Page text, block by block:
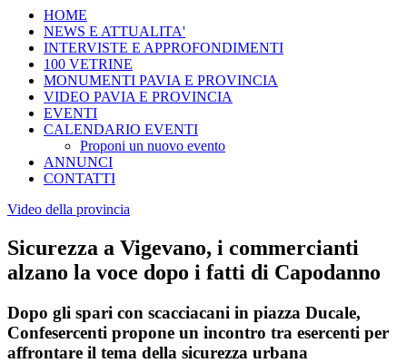
HOME
NEWS E ATTUALITA'
INTERVISTE E APPROFONDIMENTI
100 VETRINE
MONUMENTI PAVIA E PROVINCIA
VIDEO PAVIA E PROVINCIA
EVENTI
CALENDARIO EVENTI
Proponi un nuovo evento
ANNUNCI
CONTATTI
Video della provincia
Sicurezza a Vigevano, i commercianti
alzano la voce dopo i fatti di Capodanno
Dopo gli spari con scacciacani in piazza Ducale,
Confesercenti propone un incontro tra esercenti per
affrontare il tema della sicurezza urbana